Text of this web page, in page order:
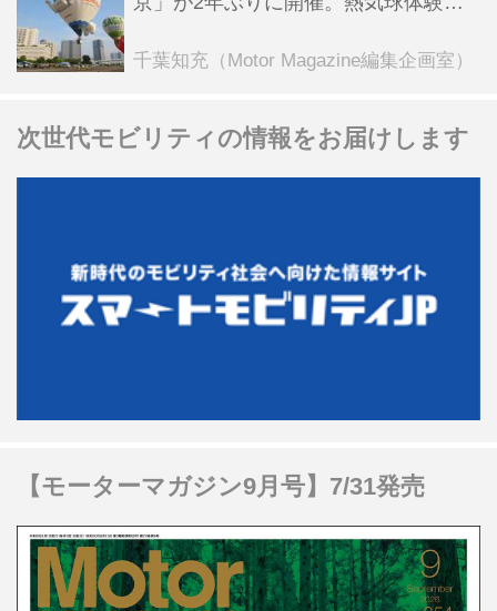
ンテンツも
千葉知充（Motor Magazine編集企画室）
次世代モビリティの情報をお届けします
【モーターマガジン9月号】7/31発売